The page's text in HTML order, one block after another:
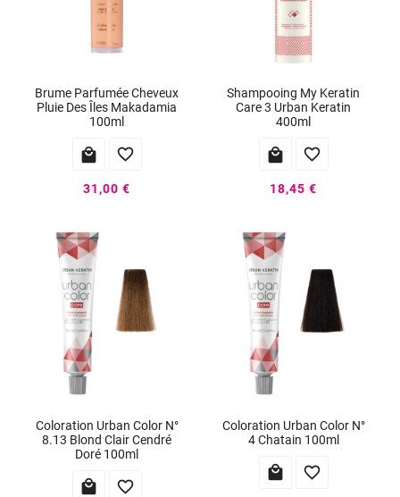
Brume Parfumée Cheveux
Pluie Des Îles Makadamia
100ml
 
31,00 €
Shampooing My Keratin
Care 3 Urban Keratin
400ml
 
18,45 €
Coloration Urban Color N°
8.13 Blond Clair Cendré
Doré 100ml
 
Coloration Urban Color N°
4 Chatain 100ml
 